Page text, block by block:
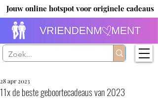
Jouw online hotspot voor originele cadeaus
11x de beste geboortecadeaus van 2023
28 apr 2023